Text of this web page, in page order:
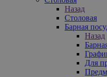
Назад
Столовая
Барная
Назад
Для